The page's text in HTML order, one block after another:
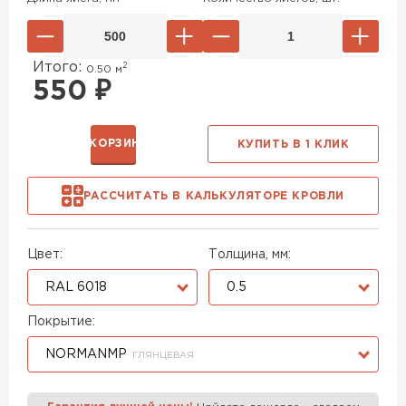
Цвет:
RAL 6018
Толщина, мм:
0.5
Покрытие:
NORMANMP ГЛЯНЦЕВАЯ
Итого: 0.50 м 2
550 ₽
РАССЧИТАТЬ В КАЛЬКУЛЯТОРЕ КРОВЛИ
В КОРЗИНУ КУПИТЬ В 1 КЛИК